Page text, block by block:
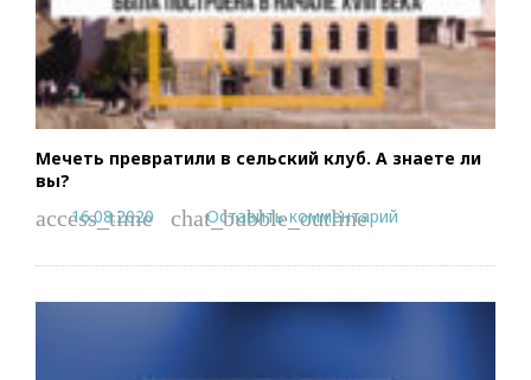
Мечеть превратили в сельский клуб. А знаете ли
вы?
access_time
16.08.2020 chat_bubble_outline
Оставить комментарий